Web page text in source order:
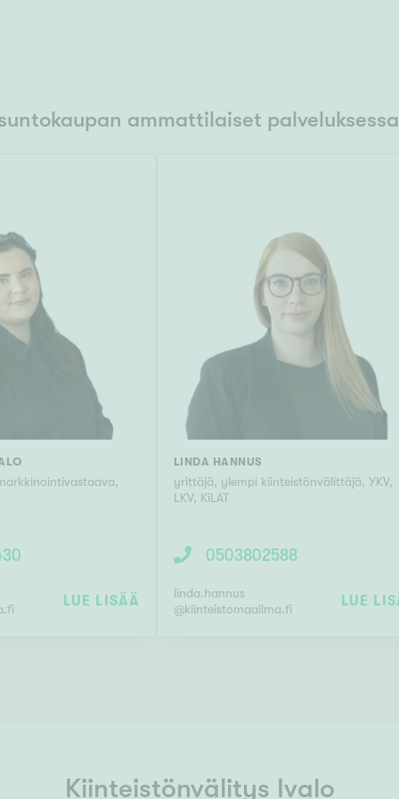
ammattilaiset
LUE LISÄÄ
LINDA HANNUS
yrittäjä, ylempi kiinteistönvälittäjä, YKV,
LKV, KiLAT
0503802588
linda.hannus
@kiinteistomaailma.fi LUE
Kiinteistönvälitys Ivalo